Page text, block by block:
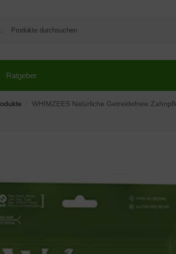
Ratgeber
WHIMZEES Natürliche Getreidefreie